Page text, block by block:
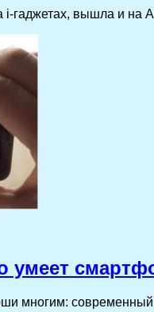
гаджетах, вышла и на
умеет
многим: современный